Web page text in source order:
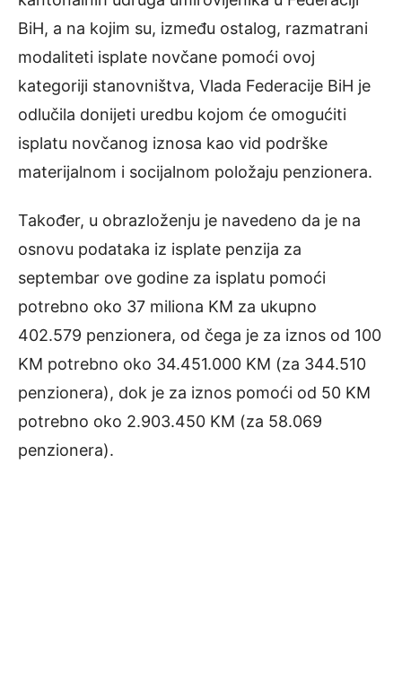
BiH, a na kojim su, između ostalog, razmatrani
modaliteti isplate novčane pomoći ovoj
kategoriji stanovništva, Vlada Federacije BiH je
odlučila donijeti uredbu kojom će omogućiti
isplatu novčanog iznosa kao vid podrške
materijalnom i socijalnom položaju penzionera.
Također, u obrazloženju je navedeno da je na
osnovu podataka iz isplate penzija za
septembar ove godine za isplatu pomoći
potrebno oko 37 miliona KM za ukupno
402.579 penzionera, od čega je za iznos od 100
KM potrebno oko 34.451.000 KM (za 344.510
penzionera), dok je za iznos pomoći od 50 KM
potrebno oko 2.903.450 KM (za 58.069
penzionera).